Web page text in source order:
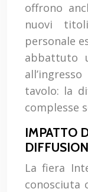
offrono
nuovi
personale
abbattuto
tavolo: la
complesse
IMPATTO
La fiera
conosciuta